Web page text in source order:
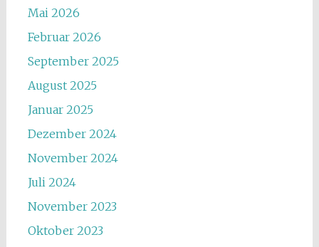
Mai 2026
Februar 2026
September 2025
August 2025
Januar 2025
Dezember 2024
November 2024
Juli 2024
November 2023
Oktober 2023